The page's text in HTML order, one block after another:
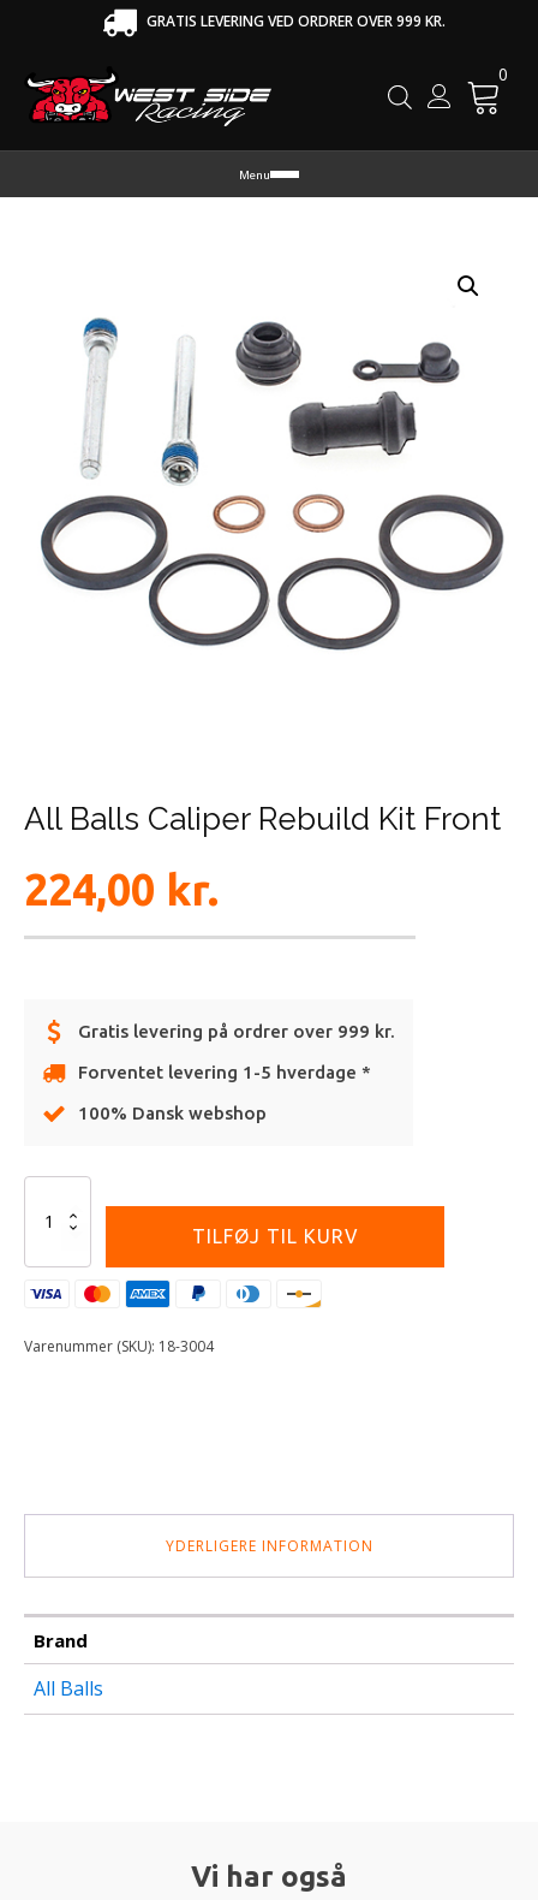
GRATIS LEVERING VED ORDRER OVER 999 KR.
0
Menu
All Balls Caliper Rebuild Kit Front
224,00 kr.
Gratis levering på ordrer over 999 kr.
Forventet levering 1-5 hverdage *
100% Dansk webshop
Balls
Rebuild
Kit
TILFØJ TIL KURV
Varenummer (SKU): 18-3004
YDERLIGERE INFORMATION
Brand
All Balls
Vi har også